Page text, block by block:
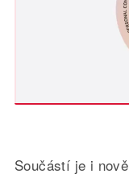
Součástí je i